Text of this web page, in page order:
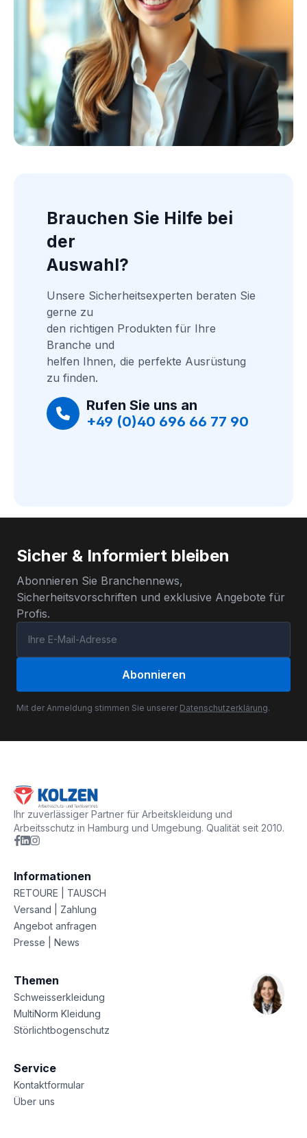
Brauchen Sie Hilfe bei
der
Auswahl?
Unsere Sicherheitsexperten beraten Sie
gerne zu
den richtigen Produkten für Ihre
Branche und
helfen Ihnen, die perfekte Ausrüstung
zu finden.
Rufen Sie uns an
+49 (0)40 696 66 77 90
Sicher & Informiert bleiben
Abonnieren Sie Branchennews,
Sicherheitsvorschriften und exklusive Angebote für
Profis.
Abonnieren
Mit der Anmeldung stimmen Sie unserer Datenschutzerklärung.
Ihr zuverlässiger Partner für Arbeitskleidung und
Arbeitsschutz in Hamburg und Umgebung. Qualität seit 2010.
Informationen
RETOURE | TAUSCH
Versand | Zahlung
Angebot anfragen
Presse | News
Themen
Schweisserkleidung
MultiNorm Kleidung
Störlichtbogenschutz
Service
Kontaktformular
Über uns